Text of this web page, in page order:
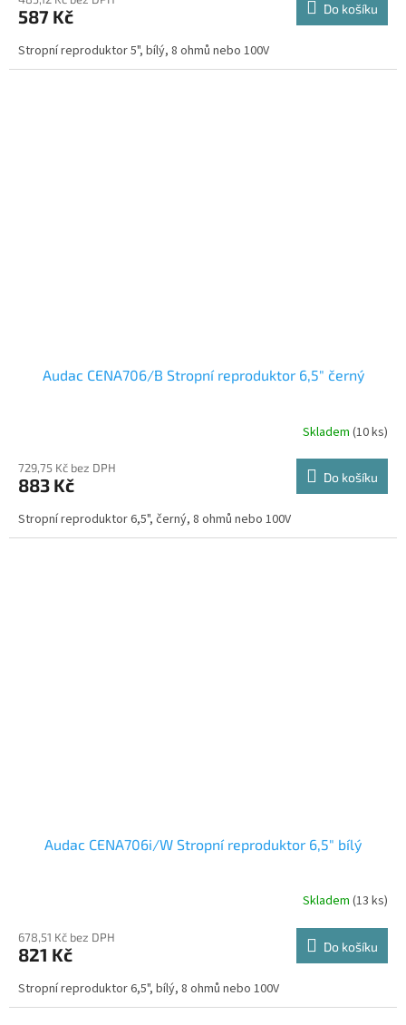
587 Kč Do košíku
Stropní reproduktor 5", bílý, 8 ohmů nebo 100V
Audac CENA706/B Stropní reproduktor 6,5" černý
Skladem (10 ks)
729,75 Kč bez DPH
883 Kč Do košíku
Stropní reproduktor 6,5", černý, 8 ohmů nebo 100V
Audac CENA706i/W Stropní reproduktor 6,5" bílý
Skladem (13 ks)
678,51 Kč bez DPH
821 Kč Do košíku
Stropní reproduktor 6,5", bílý, 8 ohmů nebo 100V